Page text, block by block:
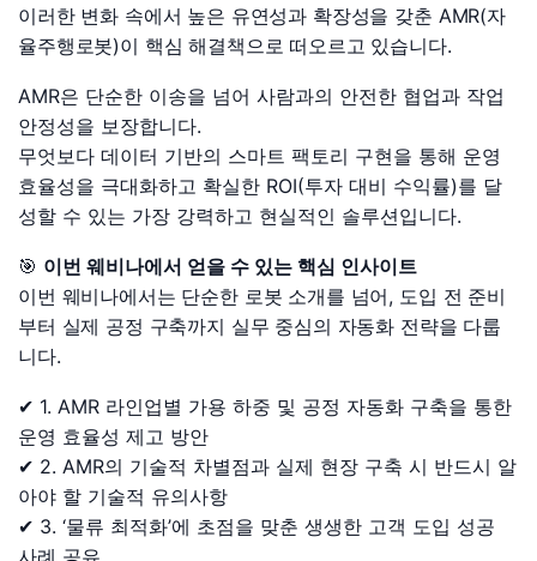
이러한 변화 속에서 높은 유연성과 확장성을 갖춘 AMR(자
율주행로봇)이 핵심 해결책으로 떠오르고 있습니다.
AMR은 단순한 이송을 넘어 사람과의 안전한 협업과 작업
안정성을 보장합니다.
무엇보다 데이터 기반의 스마트 팩토리 구현을 통해 운영
효율성을 극대화하고 확실한 ROI(투자 대비 수익률)를 달
성할 수 있는 가장 강력하고 현실적인 솔루션입니다.
🎯 이번 웨비나에서 얻을 수 있는 핵심 인사이트
이번 웨비나에서는 단순한 로봇 소개를 넘어, 도입 전 준비
부터 실제 공정 구축까지 실무 중심의 자동화 전략을 다룹
니다.
✔ 1. AMR 라인업별 가용 하중 및 공정 자동화 구축을 통한
운영 효율성 제고 방안
✔ 2. AMR의 기술적 차별점과 실제 현장 구축 시 반드시 알
아야 할 기술적 유의사항
✔ 3. ‘물류 최적화’에 초점을 맞춘 생생한 고객 도입 성공